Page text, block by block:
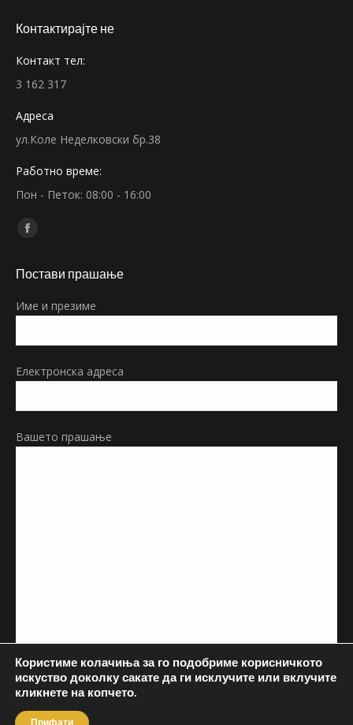
Контактирајте не
Контакт тел:
3 162 317
Адреса
ул.Коле Неделковски бр.38
Работно време:
Пон - Петок: 08:00 - 16:00
Find us on:
Facebook
opens
new
Постави прашање
Име и презиме
Електронска адреса
Вашето прашање
Користиме колачиња за го подобриме корисничкото
искуство доколку сакате да ги исклучите или вклучите
кликнете на копчето.